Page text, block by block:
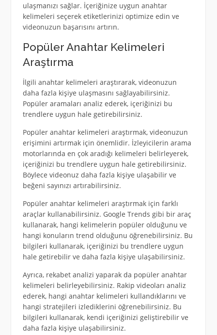
ulaşmanızı sağlar. İçeriğinize uygun anahtar
kelimeleri seçerek etiketlerinizi optimize edin ve
videonuzun başarısını artırın.
Popüler Anahtar Kelimeleri
Araştırma
İlgili anahtar kelimeleri araştırarak, videonuzun
daha fazla kişiye ulaşmasını sağlayabilirsiniz.
Popüler aramaları analiz ederek, içeriğinizi bu
trendlere uygun hale getirebilirsiniz.
Popüler anahtar kelimeleri araştırmak, videonuzun
erişimini artırmak için önemlidir. İzleyicilerin arama
motorlarında en çok aradığı kelimeleri belirleyerek,
içeriğinizi bu trendlere uygun hale getirebilirsiniz.
Böylece videonuz daha fazla kişiye ulaşabilir ve
beğeni sayınızı artırabilirsiniz.
Popüler anahtar kelimeleri araştırmak için farklı
araçlar kullanabilirsiniz. Google Trends gibi bir araç
kullanarak, hangi kelimelerin popüler olduğunu ve
hangi konuların trend olduğunu öğrenebilirsiniz. Bu
bilgileri kullanarak, içeriğinizi bu trendlere uygun
hale getirebilir ve daha fazla kişiye ulaşabilirsiniz.
Ayrıca, rekabet analizi yaparak da popüler anahtar
kelimeleri belirleyebilirsiniz. Rakip videoları analiz
ederek, hangi anahtar kelimeleri kullandıklarını ve
hangi stratejileri izlediklerini öğrenebilirsiniz. Bu
bilgileri kullanarak, kendi içeriğinizi geliştirebilir ve
daha fazla kişiye ulaşabilirsiniz.